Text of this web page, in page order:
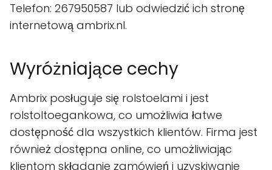
Telefon: 267950587 lub odwiedzić ich stronę
internetową ambrix.nl.
Wyróżniające cechy
Ambrix posługuje się rolstoelami i jest
rolstoltoegankowa, co umożliwia łatwe
dostępność dla wszystkich klientów. Firma jest
również dostępna online, co umożliwiając
klientom składanie zamówień i uzyskiwanie